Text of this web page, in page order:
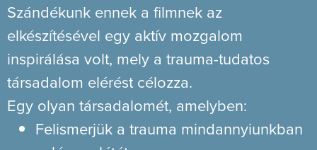
Szándékunk ennek a filmnek az
elkészítésével egy aktív mozgalom
inspirálása volt, mely a trauma-tudatos
társadalom elérést célozza.
Egy olyan társadalomét, amelyben:
Felismerjük a trauma mindannyiunkban